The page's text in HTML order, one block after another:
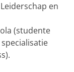
en
(studente